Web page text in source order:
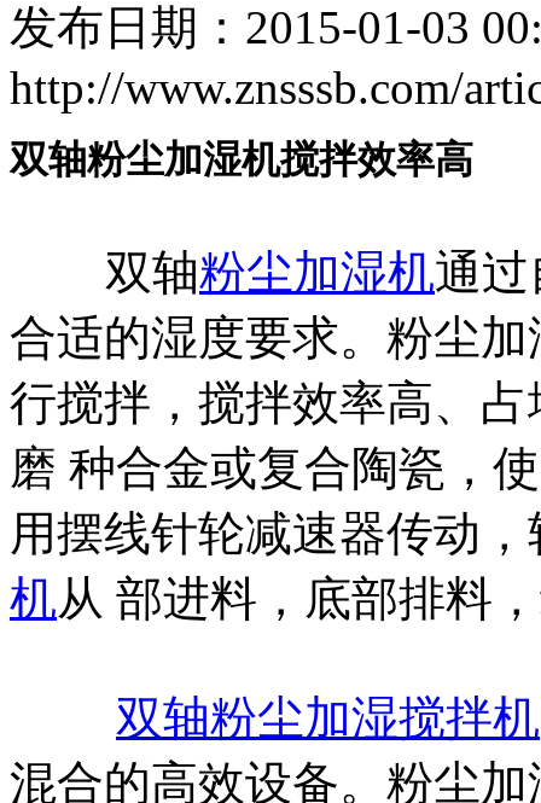
发布日期：2015-01-03
http://www.znsssb.com/
双轴粉尘加湿机搅拌效率高
双轴粉尘加湿机通
合适的湿度要求。粉尘
行搅拌，搅拌效率高、
磨 种合金或复合陶瓷，
用摆线针轮减速器传动
机从 部进料，底部排料
双轴粉尘加湿搅拌机
混合的高效设备。粉尘